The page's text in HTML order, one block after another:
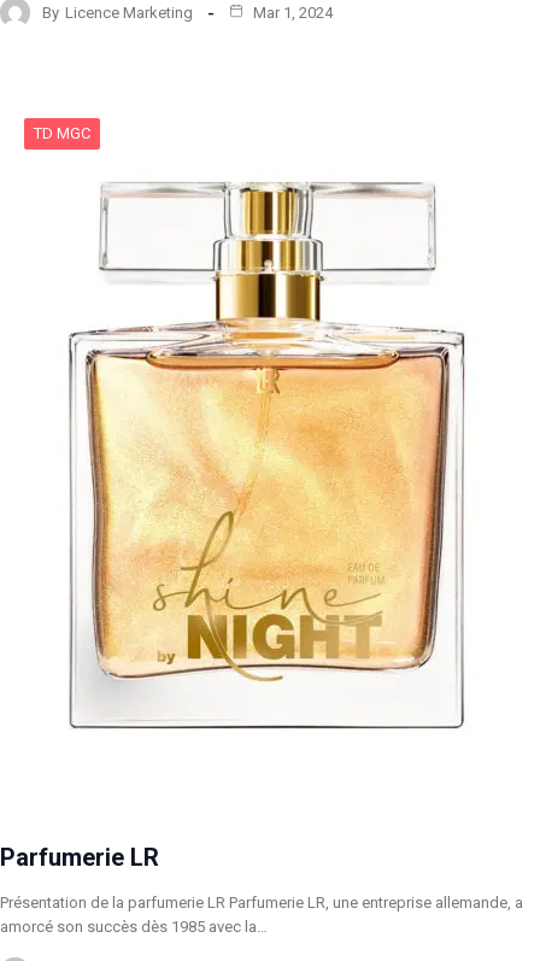
By Licence Marketing Mar 1, 2024
TD MGC
Parfumerie LR
Présentation de la parfumerie LR Parfumerie LR, une entreprise allemande, a
amorcé son succès dès 1985 avec la…